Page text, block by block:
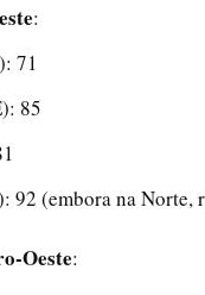
:
71
85
92 (embora na Norte,
Oeste: